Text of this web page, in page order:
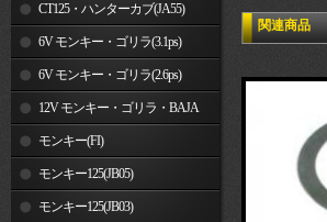
CT125・ハンターカブ(JA55)
6V モンキー・ゴリラ(3.1ps)
6V モンキー・ゴリラ(2.6ps)
12V モンキー・ゴリラ・BAJA
モンキー(FI)
モンキー125(JB05)
モンキー125(JB03)
関連商品